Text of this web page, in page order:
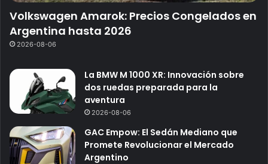
Volkswagen Amarok: Precios Congelados en
Argentina hasta 2026
2026-08-06
La BMW M 1000 XR: Innovación sobre
dos ruedas preparada para la
aventura
2026-08-06
GAC Empow: El Sedán Mediano que
Promete Revolucionar el Mercado
Argentino